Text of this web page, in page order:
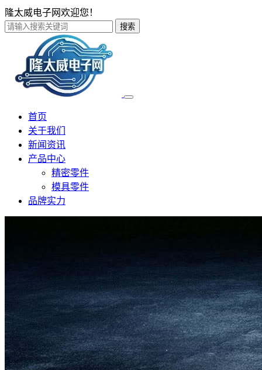
隆太威电子网欢迎您！
搜索
首页
关于我们
新闻资讯
产品中心
精密零件
模具零件
品牌实力